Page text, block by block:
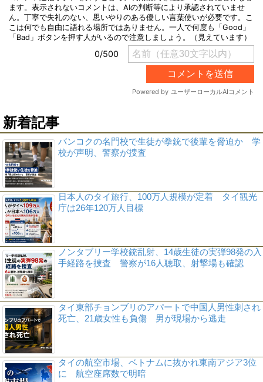
新着記事
バンコクの名門校で生徒が拳銃で後輩を脅迫か 学
校が声明、警察が捜査
日本人のタイ旅行、100万人規模が定着 タイ観光
庁は26年120万人目標
ノンタブリー学校銃乱射、14歳生徒の実弾98発の入
手経路を捜査 警察が16人聴取、射撃場も確認
タイ東部チョンブリのアパートで中国人男性刺され
死亡、21歳女性も負傷 男が現場から逃走
タイの航空市場、ベトナムに抜かれ東南アジア3位
に 航空座席数で明暗